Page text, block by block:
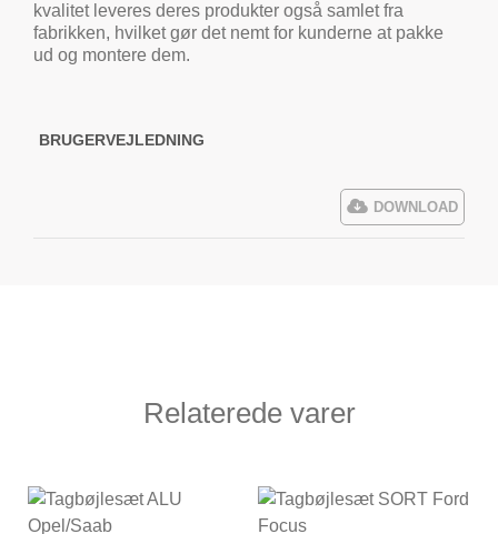
kvalitet leveres deres produkter også samlet fra
fabrikken, hvilket gør det nemt for kunderne at pakke
ud og montere dem.
BRUGERVEJLEDNING
DOWNLOAD
Relaterede varer